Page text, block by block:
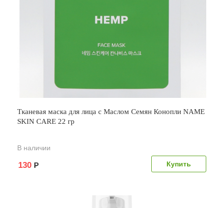
Тканевая маска для лица с Маслом Семян Конопли NAME
SKIN CARE 22 гр
В наличии
130 Р